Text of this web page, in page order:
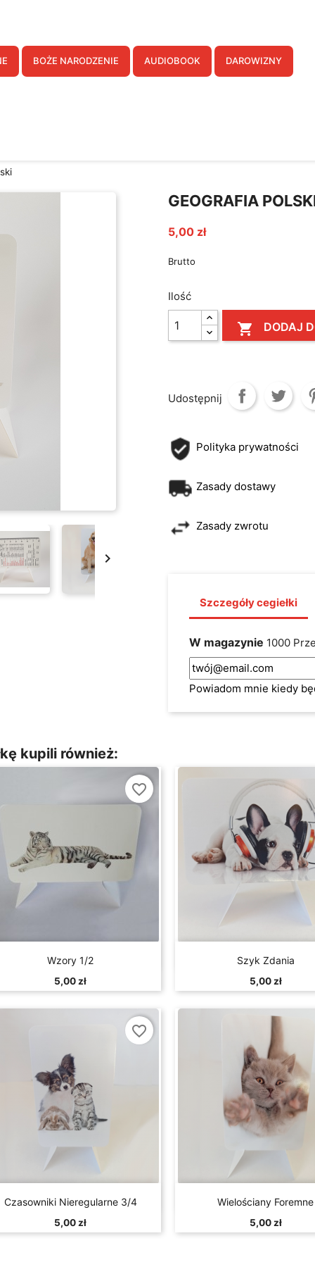
BOŻE NARODZENIE AUDIOBOOK DAROWIZNY

GEOGRAFIA
5,00 zł
Brutto
Ilość
 DODAJ
Udostępnij
Polityka prywatności
Zasady dostawy
Zasady zwrotu
Szczegóły cegiełki
W magazynie 1000
Powiadom mnie kiedy
kupili również:
Szybki podgląd
Wzory 1/2
5,00 zł
favorite_border
Szybki podgląd
Szyk Zdania
5,00 zł
Szybki podgląd
Czasowniki Nieregularne 3/4
5,00 zł
favorite_border
Szybki podgląd
Wielościany Foremne
5,00 zł